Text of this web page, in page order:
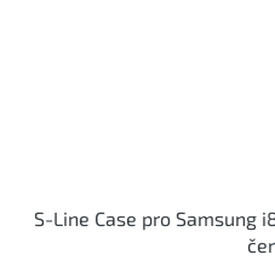
S-Line Case pro Samsung